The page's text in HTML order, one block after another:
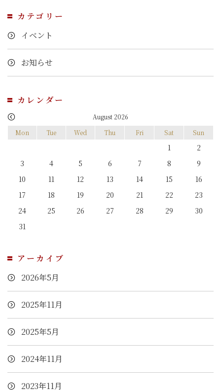
カテゴリー
イベント
お知らせ
カレンダー
August 2026
Mon
Tue Wed Thu Fri Sat Sun
1
2
3
4 5 6 7 8
9
10
11 12 13 14 15
16
17
18 19 20 21 22
23
24
25 26 27 28 29
30
31
アーカイブ
2026年5月
2025年11月
2025年5月
2024年11月
2023年11月